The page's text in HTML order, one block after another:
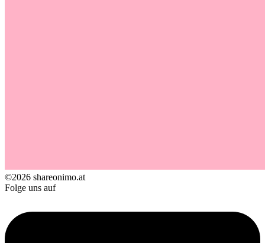
©2026 shareonimo.at
Folge uns auf